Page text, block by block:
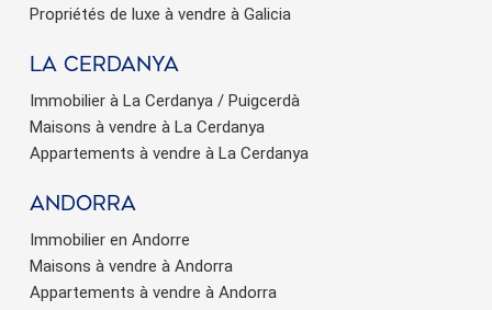
Propriétés de luxe à vendre à Galicia
La Cerdanya
Immobilier à La Cerdanya / Puigcerdà
Maisons à vendre à La Cerdanya
Appartements à vendre à La Cerdanya
Andorra
Immobilier en Andorre
Maisons à vendre à Andorra
Appartements à vendre à Andorra